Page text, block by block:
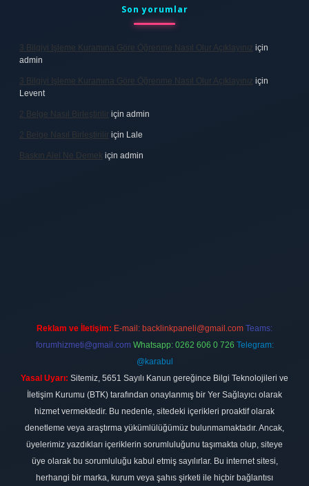
Son yorumlar
3 Bilgiyi Işleme Kuramına Göre Öğrenme Nasıl Olur Açıklayınız için
admin
3 Bilgiyi Işleme Kuramına Göre Öğrenme Nasıl Olur Açıklayınız için
Levent
2 Belge Nasıl Birleştirilir için admin
2 Belge Nasıl Birleştirilir için Lale
Baskın Alel Ne Demek için admin
Reklam ve İletişim: E-mail: backlinkpaneli@gmail.com Teams:
forumhizmeti@gmail.com Whatsapp: 0262 606 0 726 Telegram:
@karabul
Yasal Uyarı: Sitemiz, 5651 Sayılı Kanun gereğince Bilgi Teknolojileri ve
İletişim Kurumu (BTK) tarafından onaylanmış bir Yer Sağlayıcı olarak
hizmet vermektedir. Bu nedenle, sitedeki içerikleri proaktif olarak
denetleme veya araştırma yükümlülüğümüz bulunmamaktadır. Ancak,
üyelerimiz yazdıkları içeriklerin sorumluluğunu taşımakta olup, siteye
üye olarak bu sorumluluğu kabul etmiş sayılırlar. Bu internet sitesi,
herhangi bir marka, kurum veya şahıs şirketi ile hiçbir bağlantısı